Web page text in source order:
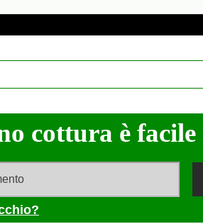
cottura è facile